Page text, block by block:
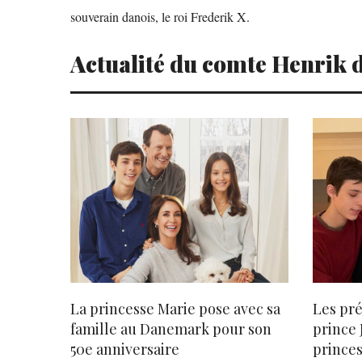
souverain danois, le roi Frederik X.
Actualité du comte Henrik
La princesse Marie pose avec sa
famille au Danemark pour son
50e anniversaire
Les
prince